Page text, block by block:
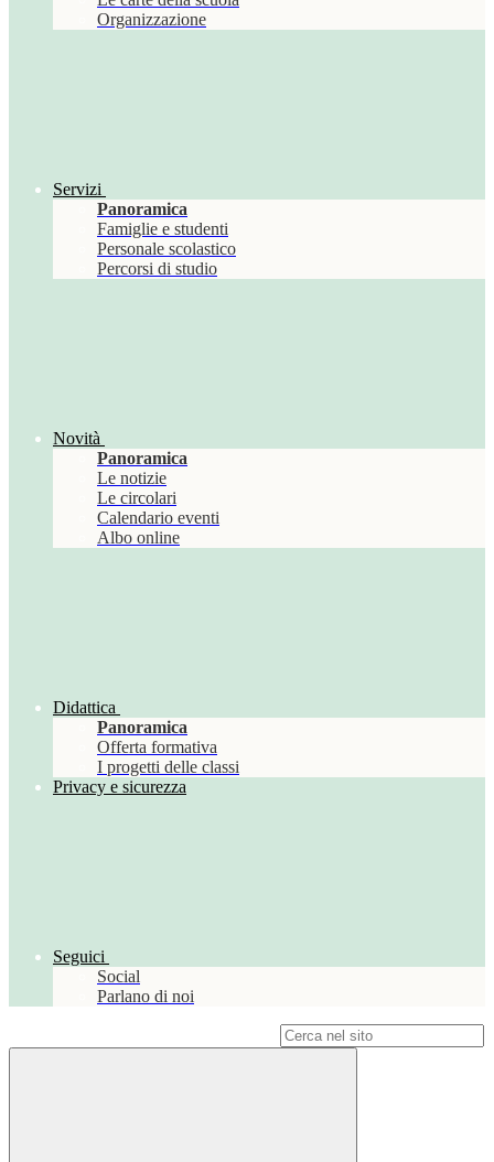
Organizzazione
Servizi
Panoramica
Famiglie e studenti
Personale scolastico
Percorsi di studio
Novità
Panoramica
Le notizie
Le circolari
Calendario eventi
Albo online
Didattica
Panoramica
Offerta formativa
I progetti delle classi
Privacy e sicurezza
Seguici
Social
Parlano di noi